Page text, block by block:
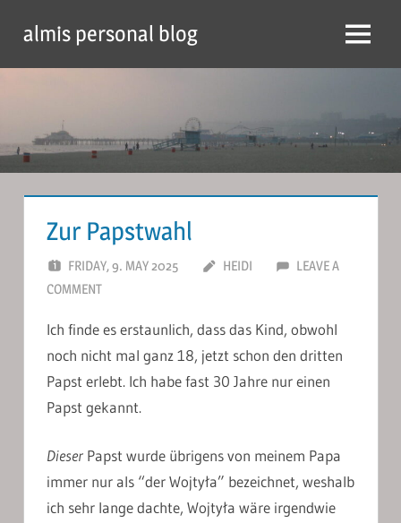
content
almis personal blog Menu
Zur Papstwahl
FRIDAY, 9. MAY 2025 HEIDI
LEAVE A
COMMENT
Ich finde es erstaunlich, dass das Kind, obwohl
noch nicht mal ganz 18, jetzt schon den dritten
Papst erlebt. Ich habe fast 30 Jahre nur einen
Papst gekannt.
Dieser Papst wurde übrigens von meinem Papa
immer nur als “der Wojtyła” bezeichnet, weshalb
ich sehr lange dachte, Wojtyła wäre irgendwie